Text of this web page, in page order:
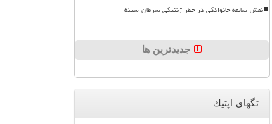
نقش سابقه خانوادگی در خطر ژنتیکی سرطان سینه
جدیدترین ها
تگهای اپتیك